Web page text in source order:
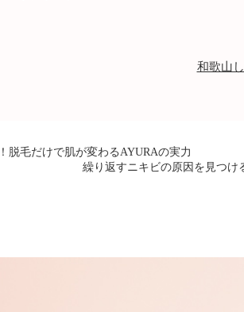
和歌山
脱毛だけで肌が変わるAYURAの実力
繰り返すニキビの原因を見つ